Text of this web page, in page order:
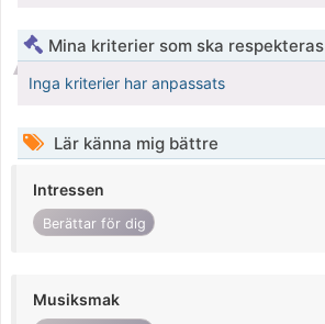
Mina kriterier som ska respekteras
Inga kriterier har anpassats
Lär känna mig bättre
Intressen
Berättar för dig
Musiksmak